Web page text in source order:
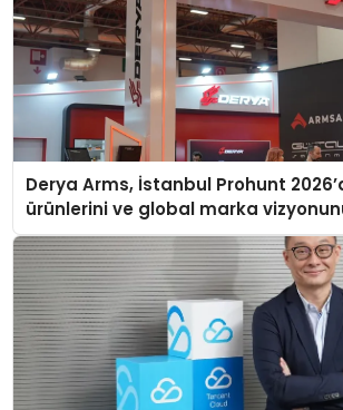
Derya Arms, İstanbul Prohunt
ürünlerini ve global marka